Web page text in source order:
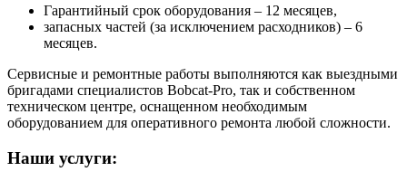
Гарантийный срок оборудования – 12 месяцев,
запасных частей (за исключением расходников) – 6
месяцев.
Сервисные и ремонтные работы выполняются как выездными
бригадами специалистов Bobcat-Pro, так и собственном
техническом центре, оснащенном необходимым
оборудованием для оперативного ремонта любой сложности.
Наши услуги: